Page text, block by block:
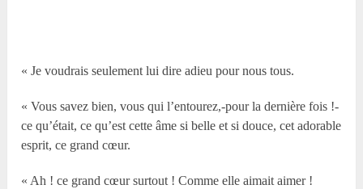
« Je voudrais seulement lui dire adieu pour nous tous.
« Vous savez bien, vous qui l’entourez,-pour la dernière fois !-
ce qu’était, ce qu’est cette âme si belle et si douce, cet adorable
esprit, ce grand cœur.
« Ah ! ce grand cœur surtout ! Comme elle aimait aimer !